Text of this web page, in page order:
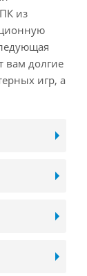
из
вам долгие
игр, а